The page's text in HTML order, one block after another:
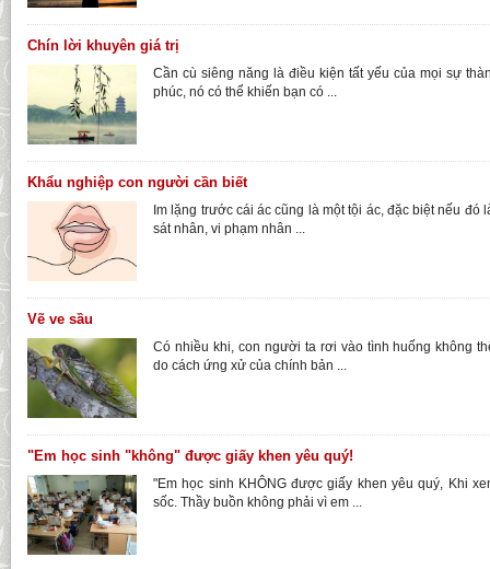
Chín lời khuyên giá trị
Cần cù siêng năng là điều kiện tất yếu của mọi sự
phúc, nó có thể khiến bạn có ...
Khẩu nghiệp con người cần biết
Im lặng trước cái ác cũng là một tội ác, đặc biệt nếu đó
sát nhân, vi phạm nhân ...
Vẽ ve sầu
Có nhiều khi, con người ta rơi vào tình huống không
do cách ứng xử của chính bản ...
"Em học sinh "không" được giấy khen yêu quý!
"Em học sinh KHÔNG được giấy khen yêu quý, Khi
sốc. Thầy buồn không phải vì em ...